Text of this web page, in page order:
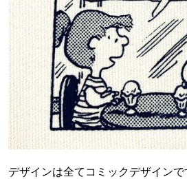
デザインは全てコミックデザインで